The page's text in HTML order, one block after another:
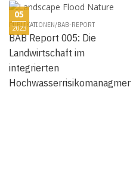
05
2023
PUBLIKATIONEN/BAB-REPORT
BAB Report 005: Die
Landwirtschaft im
integrierten
Hochwasserrisikomanagment